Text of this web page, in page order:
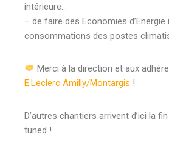
intérieure…
– de faire des Economies
consommations des postes
Merci à la direction et aux
E.Leclerc Amilly/Montargis !
D’autres chantiers arrivent d’ici la
tuned !